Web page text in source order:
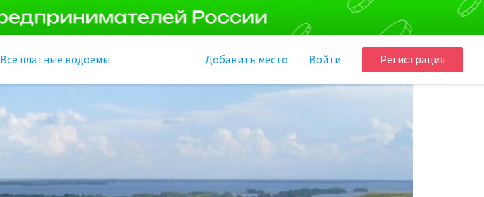
Регистрация
Войти
Добавить место
Все платные водоёмы